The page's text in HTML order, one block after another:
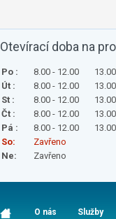
Otevírací doba na
Po : 8.00 - 12.00
Út :
8.00 - 12.00
St :
8.00 - 12.00
Čt :
8.00 - 12.00
Pá :
8.00 - 12.00
So:
Zavřeno
Ne:
Zavřeno
O nás Služby